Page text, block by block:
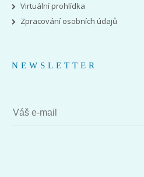
Virtuální prohlídka
Zpracování osobních údajů
NEWSLETTER